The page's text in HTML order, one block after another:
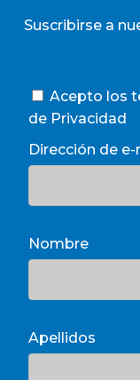
Suscribirse a
Acepto los
de Privacidad
Dirección de
Nombre
Apellidos